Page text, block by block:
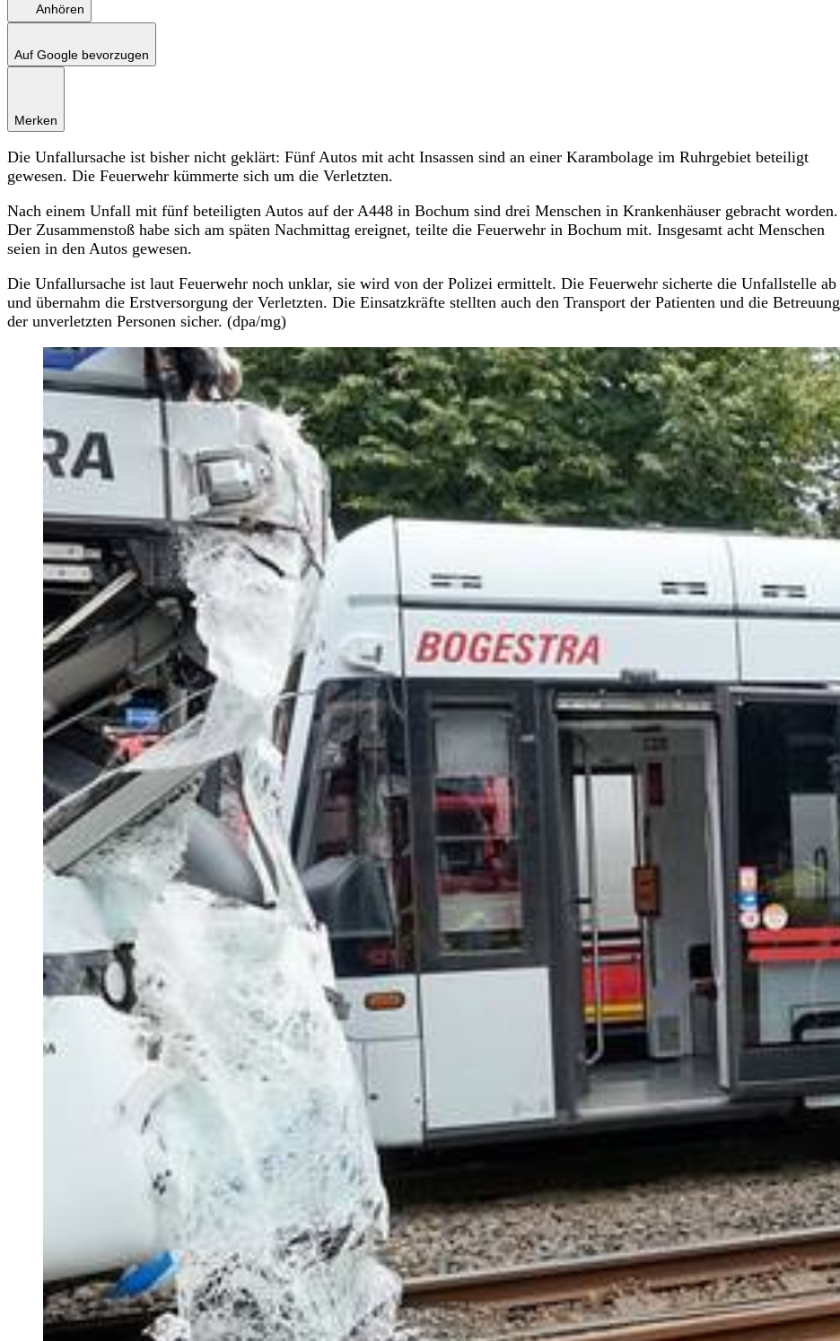
Anhören
Auf Google bevorzugen
Merken
Die Unfallursache ist bisher nicht geklärt: Fünf Autos mit acht Insassen sind an einer Karambolage im Ruhrgebiet beteiligt
gewesen. Die Feuerwehr kümmerte sich um die Verletzten.
Nach einem Unfall mit fünf beteiligten Autos auf der A448 in Bochum sind drei Menschen in Krankenhäuser gebracht worden.
Der Zusammenstoß habe sich am späten Nachmittag ereignet, teilte die Feuerwehr in Bochum mit. Insgesamt acht Menschen
seien in den Autos gewesen.
Die Unfallursache ist laut Feuerwehr noch unklar, sie wird von der Polizei ermittelt. Die Feuerwehr sicherte die Unfallstelle ab
und übernahm die Erstversorgung der Verletzten. Die Einsatzkräfte stellten auch den Transport der Patienten und die Betreuung
der unverletzten Personen sicher. (dpa/mg)